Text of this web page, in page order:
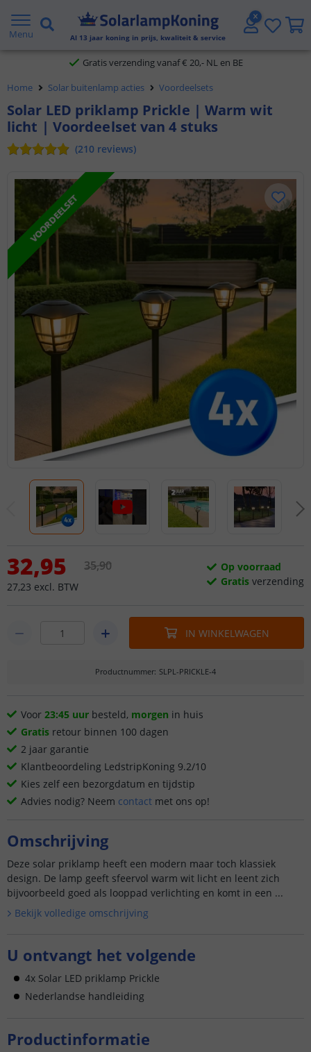
Menu Al 13 jaar koning in prijs, kwaliteit & service
Gratis verzending vanaf € 20,- NL en BE
Klantbeoordeling 9.1
Voor 23:45 uur besteld, morgen in huis
Home Solar buitenlamp acties Voordeelsets
Solar LED priklamp Prickle | Warm wit
licht | Voordeelset van 4 stuks
(210 reviews)
VOORDEELSET
32,95
27,23 excl. BTW
35,90
Op voorraad
Gratis verzending
IN WINKELWAGEN
Productnummer: SLPL-PRICKLE-4
Voor 23:45 uur besteld, morgen in huis
Gratis retour binnen 100 dagen
2 jaar garantie
Klantbeoordeling LedstripKoning 9.2/10
Kies zelf een bezorgdatum en tijdstip
Advies nodig? Neem contact met ons op!
Omschrijving
Deze solar priklamp heeft een modern maar toch klassiek
design. De lamp geeft sfeervol warm wit licht en leent zich
bijvoorbeeld goed als looppad verlichting en komt in een ...
Bekijk volledige omschrijving
U ontvangt het volgende
4x Solar LED priklamp Prickle
Nederlandse handleiding
Productinformatie